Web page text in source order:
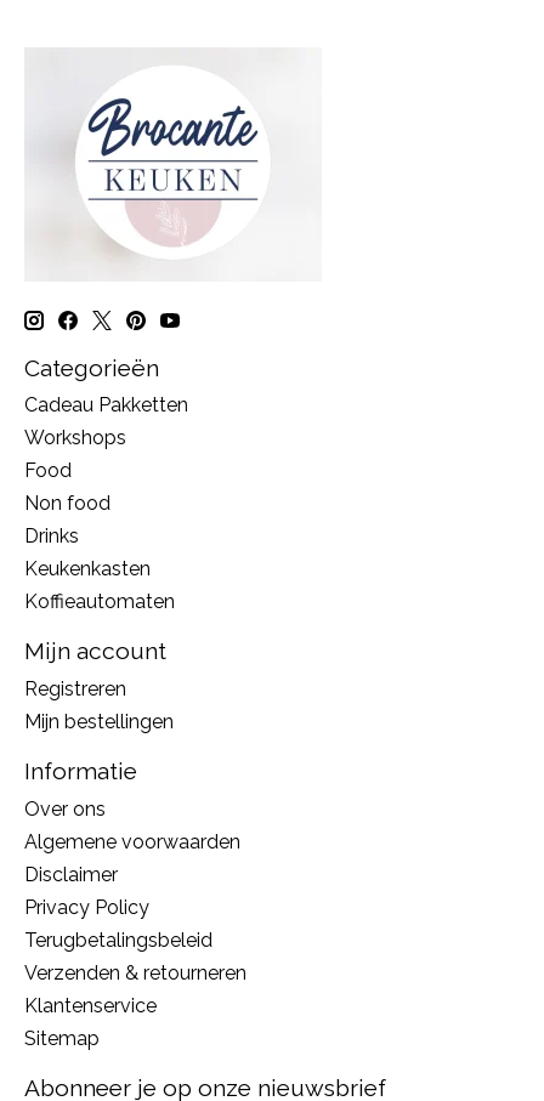
Categorieën
Cadeau Pakketten
Workshops
Food
Non food
Drinks
Keukenkasten
Koffieautomaten
Mijn account
Registreren
Mijn bestellingen
Informatie
Over ons
Algemene voorwaarden
Disclaimer
Privacy Policy
Terugbetalingsbeleid
Verzenden & retourneren
Klantenservice
Sitemap
Abonneer je op onze nieuwsbrief